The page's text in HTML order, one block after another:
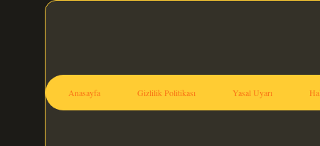
Anasayfa Gizlilik Politikası Yasal Uyarı